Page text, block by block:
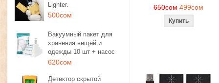
Lighter.
500сом
Вакуумный пакет для
хранения вещей и
одежды 10 шт + насос
620сом
Детектор скрытой
650сом 499сом